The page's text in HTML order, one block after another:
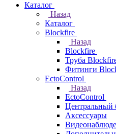
Каталог
Назад
Каталог
Blockfire
Назад
Blockfire
Труба
Фитинги
EctoControl
Назад
EctoControl
Центральный
Аксессуары